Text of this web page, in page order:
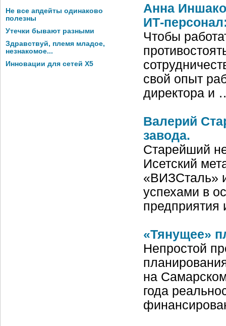
Не все апдейты одинаково
полезны
Утечки бывают разными
Здравствуй, племя младое,
незнакомое...
Инновации для сетей X5
Анна
ИТ-
Чтобы
свой опыт
директора и
Валерий
завода.
Старейший
Исетский
«ВИЗ­Сталь»
успехами в
«Тянущее»
Непростой
на
года